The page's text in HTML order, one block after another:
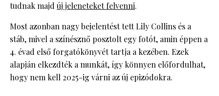
tudnak majd új jeleneteket felvenni.
Most azonban nagy bejelentést tett Lily Collins és a
stáb, mivel a színésznő posztolt egy fotót, amin éppen a
4. évad első forgatókönyvét tartja a kezében. Ezek
alapján elkezdték a munkát, így könnyen előfordulhat,
hogy nem kell 2025-ig várni az új epizódokra.